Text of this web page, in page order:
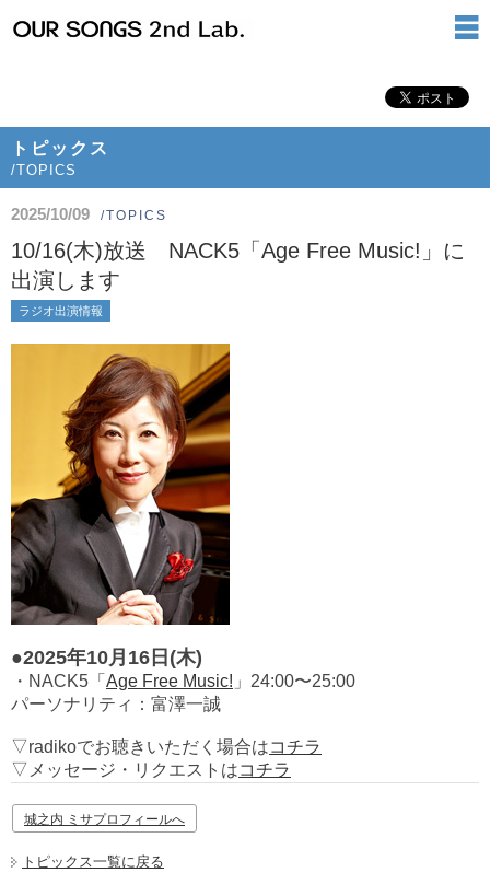
トピックス
/TOPICS
2025/10/09 /TOPICS
10/16(木)放送 NACK5「Age Free Music!」に
出演します
ラジオ出演情報
●2025年10月16日(木)
・NACK5「 Age Free Music! 」24:00〜25:00
パーソナリティ：富澤一誠
▽radikoでお聴きいただく場合はコチラ
▽メッセージ・リクエストはコチラ
城之内 ミサプロフィールへ
トピックス一覧に戻る